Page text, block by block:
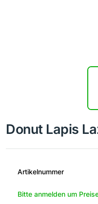
Donut Lapis
Artikelnummer
Bitte anmelden um